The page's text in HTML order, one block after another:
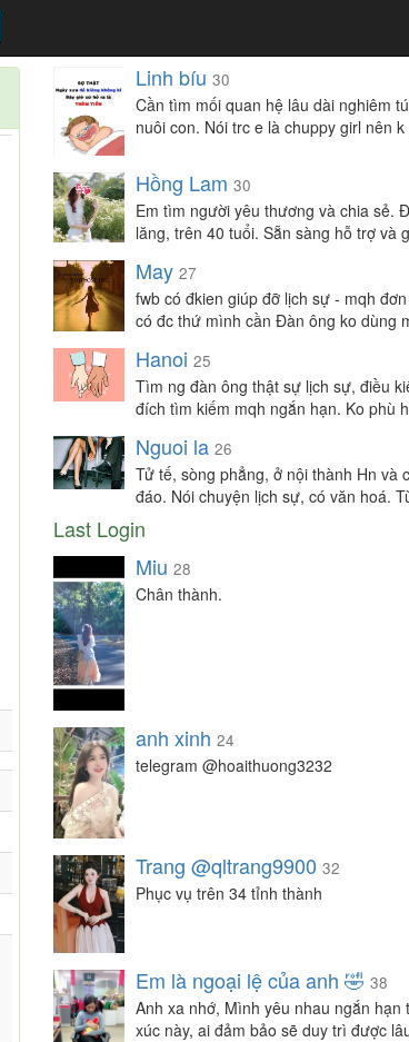
Linh bíu 30
Cần tìm mối quan hệ lâu dài nghiêm
nuôi con. Nói trc e là chuppy girl nên
Hồng Lam 30
Em tìm người yêu thương và chia sẻ.
lăng, trên 40 tuổi. Sẵn sàng hỗ trợ và
May 27
fwb có đkien giúp đỡ lịch sự - mqh
có đc thứ mình cần Đàn ông ko dùng
Hanoi 25
Tìm ng đàn ông thật sự lịch sự, điều
đích tìm kiếm mqh ngắn hạn. Ko phù
Nguoi la 26
Tử tế, sòng phẳng, ở nội thành Hn và
đáo. Nói chuyện lịch sự, có văn hoá.
Last Login
Miu 28
Chân thành.
anh xinh 24
telegram @hoaithuong3232
Trang @qltrang9900 32
Phục vụ trên 34 tỉnh thành
Em là ngoại lệ của anh 🤣 38
Anh xa nhớ, Mình yêu nhau ngắn hạn
xúc này, ai đảm bảo sẽ duy trì được